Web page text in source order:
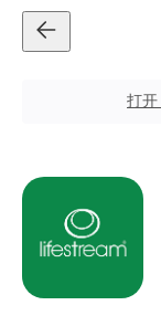
打开